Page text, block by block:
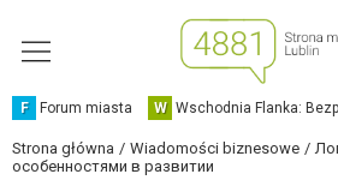
F Forum miasta W Wschodnia Flanka:
Strona główna Wiadomości biznesowe
особенностями в развитии